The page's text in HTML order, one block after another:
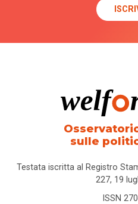
sulle
Testata iscritta al Registro
227, 19
ISSN